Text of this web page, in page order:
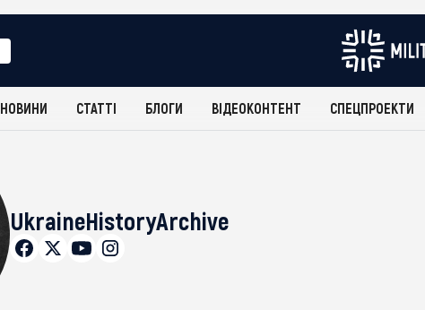
НОВИНИ СТАТТІ БЛОГИ ВІДЕОКОНТЕНТ СПЕЦПРОЕКТИ
UkraineHistoryArchive